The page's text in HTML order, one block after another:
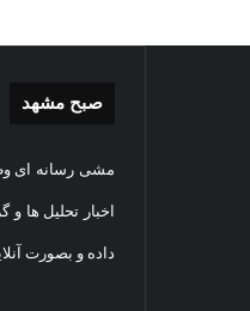
صبح مشهد
مشی رسانه ای
اخبار تحلیل ها
داده و بصورت
گزارش
اقامه
عید